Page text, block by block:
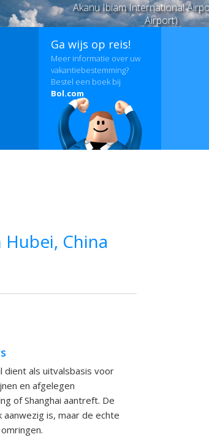
Akanu Ibiam International
Airport)
Ga wijs op reis!
Meer informatie over uw
vakantiebestemming?
Bestel een boek bij
Bol.com
China
dient als uitvalsbasis voor
en afgelegen
of Shanghai aantreft. De
is, maar de echte